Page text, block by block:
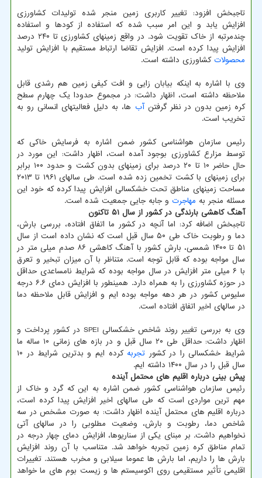
تاجبخش افزود: تغییر کاربری زمین منجر شده تولیدات کشاورزی
افزایش یابد و این امر سبب شده که استفاده از کودها و استفاده
چندمرتبه از خاک تقویت شود. در واقع زمینهای کشاورزی تا ۲۴۰ درصد
افزایش پیدا کرده است. افزایش تقاضا ارتباط مستقیم با افزایش تولید
محصولات کشاورزی داشته است.
وی با اشاره به اینکه بیابان زایی و افت کیفی زمین هم رشدی قابل
ملاحظه داشته است، اظهار داشت: در مجموع حدودا یک چهارم سطح
کره زمین بدون در نظر گرفتنآب ها، به دلیل فعالیتهای انسانی رو به
تخریب است.
رئیس سازمان هواشناسی کشور ضمن اشاره به فرسایش خاکی که
توسط مزارع کشاورزی بوجود آمده است، اظهار داشت: این مورد در
حال حاضر ۱۰ تا ۲۰ درصد برای زمینهای بدون کشت و حدود ۱۰۰ برابر
برای زمینهای با کشت تخمین زده شده است. طی سالهای ۱۹۶۱ تا ۲۰۱۳
مساحت زمینهای مناطق تحت خشکسالی افزایش پیدا کرده که خود این
مسئله منجر به مهاجرت و جابه جایی جمعیت شده است.
آهنگ کاهشی بارندگی در کشور از سال ۵۱ تاکنون
تاجبخش اضافه کرد: اما آنچه در کشور ما اتفاق افتاده، بررسی بارش،
دما و رطوبت خاک طی ۵۰ سال قبل است که نشان داده است از سال
۵۱ تا ۱۴۰۰ شمسی، بارش کشور با آهنگ کاهشی ۸۶ صدم میلی متر در
سال مواجه بوده که قابل توجه است. متناظر با آن میزان تبخیر و تعرق
با ۶ میلی متر افزایش در سال مواجه بوده که شرایط نامساعدی حداقل
در حوزه کشاورزی را به همراه دارد. همینطور با افزایش دمای ۶.۶ درجه
سلیوس کشور در هر دهه مواجه بوده ایم و افزایش قابل ملاحظه دما
در سالهای اخیر اتفاق افتاده است.
وی به بررسی تغییر روند شاخص خشکسالی SPEI در کشور پرداخت و
اظهار داشت: حداقل طی ۲۰ سال قبل و در بازه های زمانی ۱۰ ساله ما
شرایط خشکسالی را در کشور تجربه
کرده ایم و بدترین شرایط در ۱۰
سال قبل را در سال ۱۴۰۰ داشته ایم.
پیش بینی درباره اقلیم های محتمل آینده
رئیس سازمان هواشناسی کشور ضمن اشاره به این که گرد و خاک از
مهم ترین مواردی است که طی سالهای اخیر افزایش پیدا کرده است،
درباره اقلیم های محتمل آینده اظهار داشت: به صورت مشخص در سه
شاخص دما، رطوبت و بارش، وضعیت مطلوبی را در سالهای آتی
نخواهیم داشت. بر مبنای یکی از سناریوها، افزایش دمای چهار درجه در
تمام مناطق کره زمین تجربه خواهد شد. متناسب با آن روند افزایش
بارش ها را داریم، اما بارش ها عموما سیلابی و مخرب هستند. تغییرات
اقلیمی تأثیر مستقیمی روی اکوسیستم ها و زیست بوم های ما خواهد